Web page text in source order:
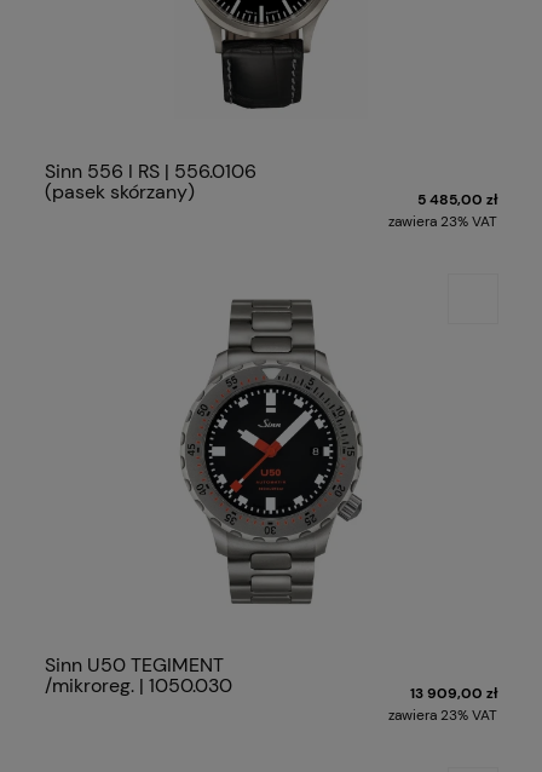
Sinn 556 I RS | 556.0106
(pasek skórzany)
5 485,00 zł
zawiera 23% VAT
Sinn U50 TEGIMENT
/mikroreg. | 1050.030
13 909,00 zł
zawiera 23% VAT